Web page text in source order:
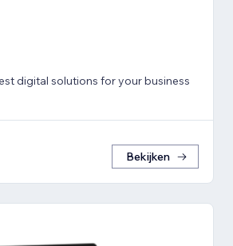
digital solutions for your business
Bekijken